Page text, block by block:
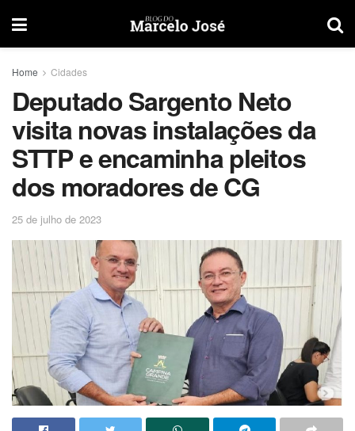
Home Cidades
Deputado Sargento Neto
visita novas instalações da
STTP e encaminha pleitos
dos moradores de CG
25 de julho de 2023